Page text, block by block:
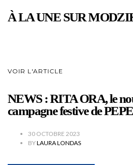
À LA UNE SUR
VOIR L'ARTICLE
NEWS : RITA ORA, le
campagne festive de
30 OCTOBRE 2023
BYLAURA LONDAS